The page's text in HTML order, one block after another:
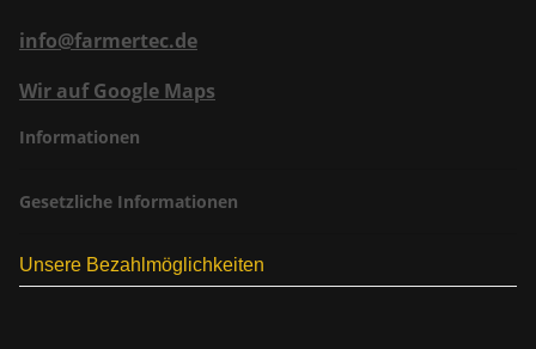
info@farmertec.de
Wir auf Google Maps
Informationen
Gesetzliche Informationen
Unsere Bezahlmöglichkeiten